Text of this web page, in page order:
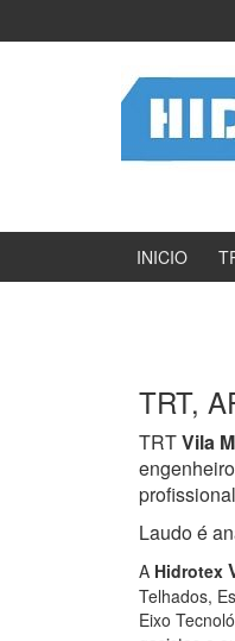
INICIO
TRT,
TRTVila
Laudo é
A Hidrotex
Telhados,
Eixo